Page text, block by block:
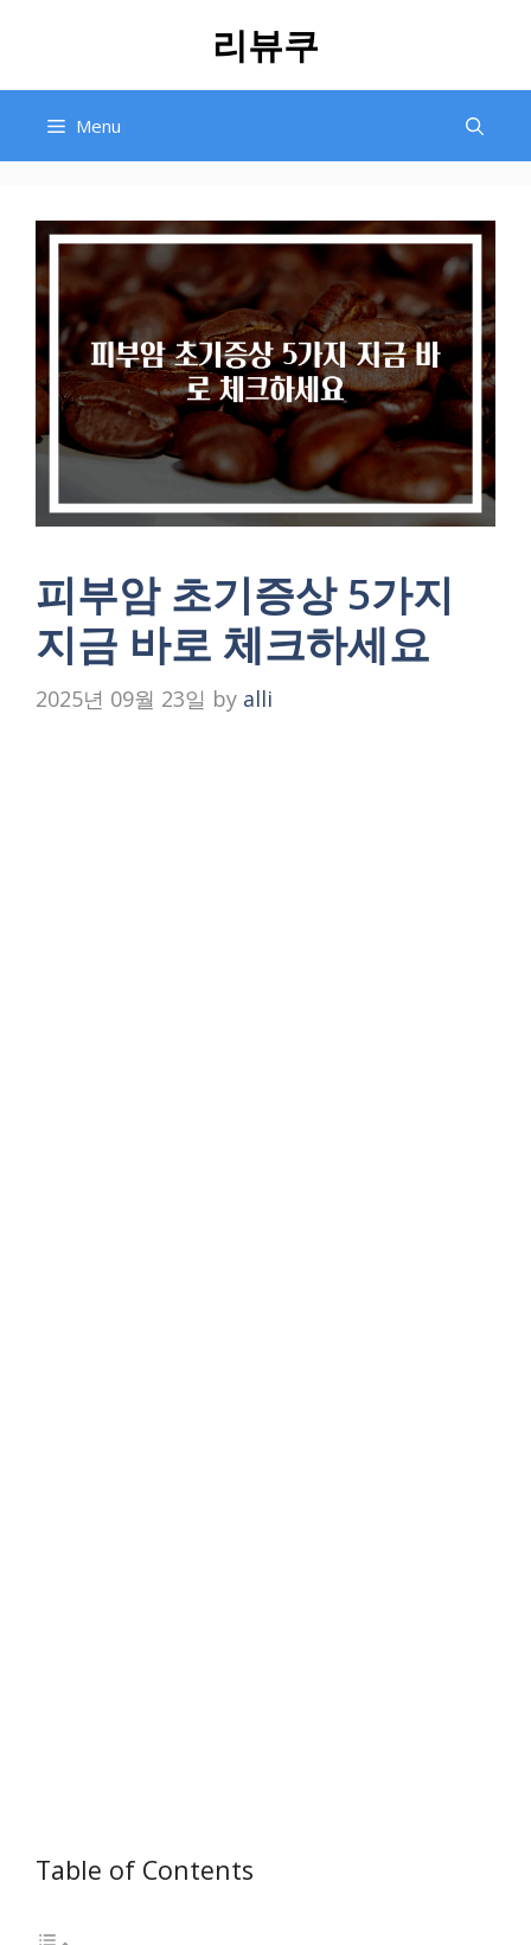
리뷰쿠
Menu
피부암 초기증상 5가지
지금 바로 체크하세요
2025년 09월 23일 by alli
Table of Contents